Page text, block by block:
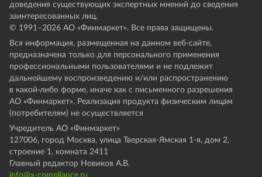
доведения существующих экспертных мнений до сведения
заинтересованных лиц.
© 1991–2026 АО «Финмаркет». Все права защищены.
Вся информация, размещенная на данном веб-сайте,
предназначена только для персонального применения
профессиональными пользователями и не подлежит
дальнейшему воспроизведению и/или распространению
в какой-либо форме, иначе как с письменного разрешения
АО «Финмаркет». Реализация продукта физическим лицам
(потребителям) не осуществляется
Учредитель АО «Финмаркет»
127006, город Москва, улица Тверская-Ямская 1-я, дом 2,
строение 1, комната 2411
Главный редактор Новиков А.В.
info@x-compliance.ru